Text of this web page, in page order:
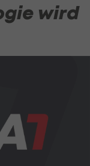
wird